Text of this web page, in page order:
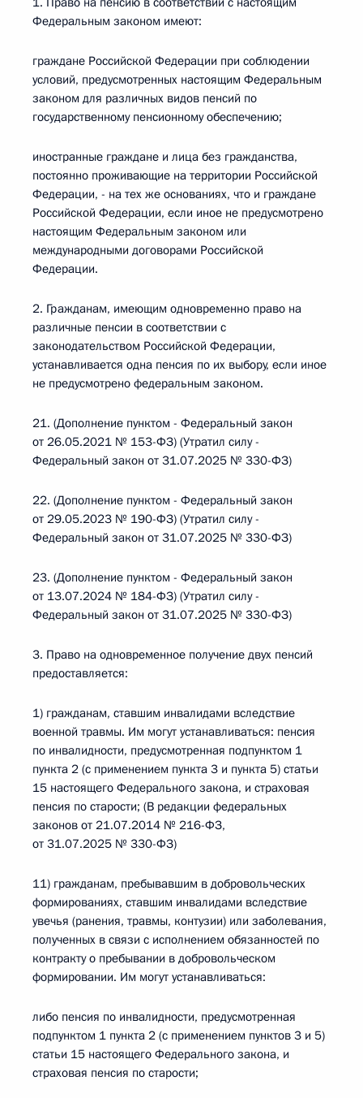
Федеральным законом имеют:
граждане Российской Федерации при соблюдении
условий, предусмотренных настоящим Федеральным
законом для различных видов пенсий по
государственному пенсионному обеспечению;
иностранные граждане и лица без гражданства,
постоянно проживающие на территории Российской
Федерации, - на тех же основаниях, что и граждане
Российской Федерации, если иное не предусмотрено
настоящим Федеральным законом или
международными договорами Российской
Федерации.
2. Гражданам, имеющим одновременно право на
различные пенсии в соответствии с
законодательством Российской Федерации,
устанавливается одна пенсия по их выбору, если иное
не предусмотрено федеральным законом.
21. (Дополнение пунктом - Федеральный закон
от 26.05.2021 № 153-ФЗ) (Утратил силу -
Федеральный закон от 31.07.2025 № 330-ФЗ)
22. (Дополнение пунктом - Федеральный закон
от 29.05.2023 № 190-ФЗ) (Утратил силу -
Федеральный закон от 31.07.2025 № 330-ФЗ)
23. (Дополнение пунктом - Федеральный закон
от 13.07.2024 № 184-ФЗ) (Утратил силу -
Федеральный закон от 31.07.2025 № 330-ФЗ)
3. Право на одновременное получение двух пенсий
предоставляется:
1) гражданам, ставшим инвалидами вследствие
военной травмы. Им могут устанавливаться: пенсия
по инвалидности, предусмотренная подпунктом 1
пункта 2 (с применением пункта 3 и пункта 5) статьи
15 настоящего Федерального закона, и страховая
пенсия по старости; (В редакции федеральных
законов от 21.07.2014 № 216-ФЗ,
от 31.07.2025 № 330-ФЗ)
11) гражданам, пребывавшим в добровольческих
формированиях, ставшим инвалидами вследствие
увечья (ранения, травмы, контузии) или заболевания,
полученных в связи с исполнением обязанностей по
контракту о пребывании в добровольческом
формировании. Им могут устанавливаться:
либо пенсия по инвалидности, предусмотренная
подпунктом 1 пункта 2 (с применением пунктов 3 и 5)
статьи 15 настоящего Федерального закона, и
страховая пенсия по старости;